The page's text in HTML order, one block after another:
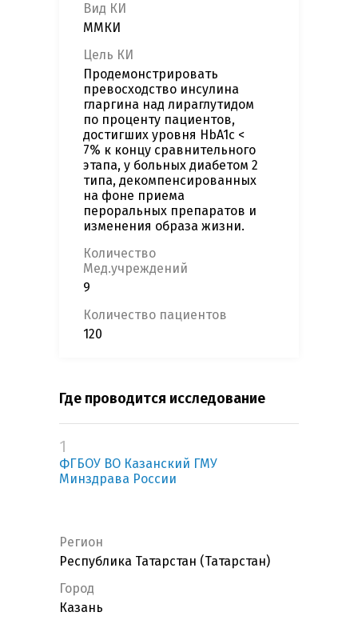
Вид КИ
ММКИ
Цель КИ
Продемонстрировать
превосходство инсулина
гларгина над лираглутидом
по проценту пациентов,
достигших уровня HbA1c <
7% к концу сравнительного
этапа, у больных диабетом 2
типа, декомпенсированных
на фоне приема
пероральных препаратов и
изменения образа жизни.
Количество
Мед.учреждений
9
Количество пациентов
120
Где проводится исследование
1
ФГБОУ ВО Казанский ГМУ
Минздрава России
Регион
Республика Татарстан (Татарстан)
Город
Казань